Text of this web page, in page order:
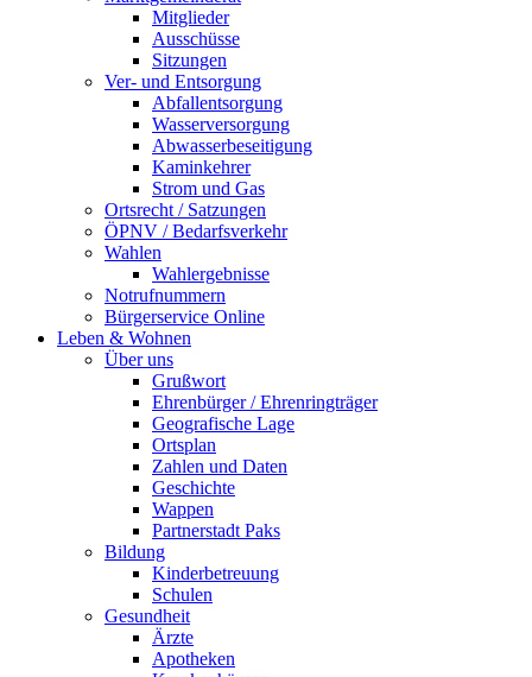
Mitglieder
Ausschüsse
Sitzungen
Ver- und Entsorgung
Abfallentsorgung
Wasserversorgung
Abwasserbeseitigung
Kaminkehrer
Strom und Gas
Ortsrecht / Satzungen
ÖPNV / Bedarfsverkehr
Wahlen
Wahlergebnisse
Notrufnummern
Bürgerservice Online
Leben & Wohnen
Über uns
Grußwort
Ehrenbürger / Ehrenringträger
Geografische Lage
Ortsplan
Zahlen und Daten
Geschichte
Wappen
Partnerstadt Paks
Bildung
Kinderbetreuung
Schulen
Gesundheit
Ärzte
Apotheken